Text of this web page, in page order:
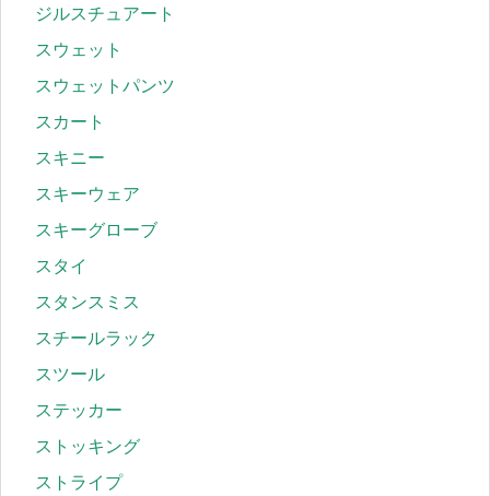
ジルスチュアート
スウェット
スウェットパンツ
スカート
スキニー
スキーウェア
スキーグローブ
スタイ
スタンスミス
スチールラック
スツール
ステッカー
ストッキング
ストライプ